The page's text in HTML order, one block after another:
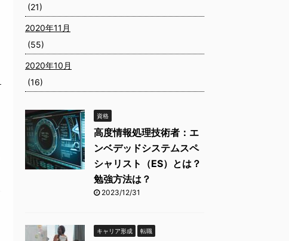
(21)
2020年11月
(55)
2020年10月
(16)
資格
高度情報処理技術者：エ
ンベデッドシステムスペ
シャリスト（ES）とは？
勉強方法は？
2023/12/31
キャリア形成 転職